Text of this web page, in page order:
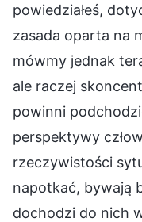
powiedziałeś,
zasada oparta na
mówmy jednak
ale raczej
powinni
perspektywy
rzeczywistości
napotkać, bywają
dochodzi do nich